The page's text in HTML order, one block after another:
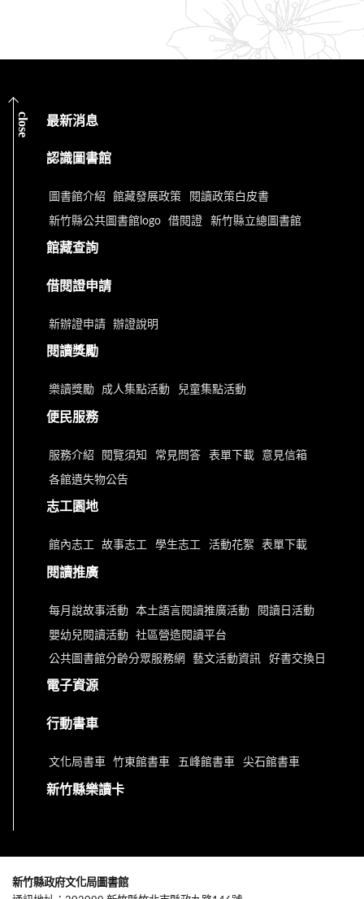
close 最新消息
認識圖書館
圖書館介紹 館藏發展政策 閱讀政策白皮書
新竹縣公共圖書館logo 借閱證 新竹縣立總圖書館
館藏查詢
借閱證申請
新辦證申請 辦證說明
閱讀獎勵
樂讀獎勵 成人集點活動 兒童集點活動
便民服務
服務介紹 閱覽須知 常見問答 表單下載 意見信箱
各館遺失物公告
志工園地
館內志工 故事志工 學生志工 活動花絮 表單下載
閱讀推廣
每月說故事活動 本土語言閱讀推廣活動 閱讀日活動
嬰幼兒閱讀活動 社區營造閱讀平台
公共圖書館分齡分眾服務網 藝文活動資訊 好書交換日
電子資源
行動書車
文化局書車 竹東館書車 五峰館書車 尖石館書車
新竹縣樂讀卡
新竹縣政府文化局圖書館